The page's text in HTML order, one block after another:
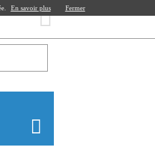
En savoir plus Fermer